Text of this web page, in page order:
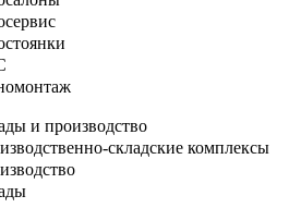
и производство
складские комплексы